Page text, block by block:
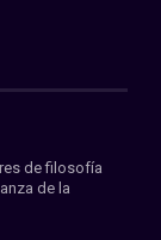
de filosofía
de la